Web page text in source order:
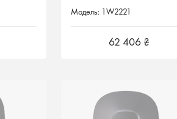
Модель: 1W2221
62 406 ₴
Модель: 1W2221
62 406 ₴